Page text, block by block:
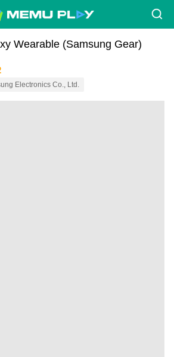
Wearable (Samsung Gear)
Electronics Co., Ltd.